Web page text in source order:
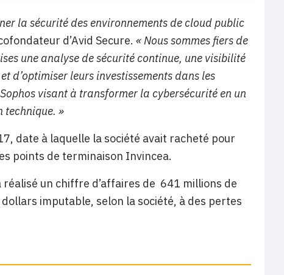
la sécurité des environnements de cloud public
d’Avid Secure. « Nous sommes fiers de
une analyse de sécurité continue, une visibilité
d’optimiser leurs investissements dans les
visant à transformer la cybersécurité en un
technique. »
date à laquelle la société avait racheté pour
points de terminaison Invincea.
un chiffre d’affaires de 641 millions de
imputable, selon la société, à des pertes